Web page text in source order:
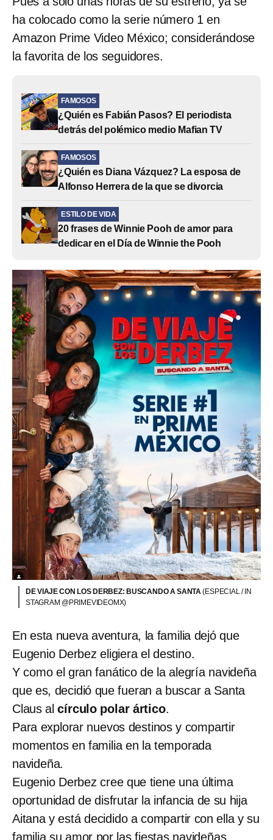
ha colocado como la serie número 1 en
Amazon Prime Video México; considerándose
la favorita de los seguidores.
FAMOSOS
¿Quién es Fabián Pasos? El periodista
detrás del polémico medio Mafian TV
FAMOSOS
¿Quién es Diana Vázquez? La esposa de
Alfonso Herrera de la que se divorcia
ESTILO DE VIDA
20 frases de Winnie Pooh de amor para
dedicar en el Día de Winnie the Pooh
DE VIAJE CON LOS DERBEZ: BUSCANDO A SANTA(ESPECIAL / IN
STAGRAM @PRIMEVIDEOMX)
En esta nueva aventura, la familia dejó que
Eugenio Derbez eligiera el destino.
Y como el gran fanático de la alegría navideña
que es, decidió que fueran a buscar a Santa
Claus alcírculo polar ártico.
Para explorar nuevos destinos y compartir
momentos en familia en la temporada
navideña.
Eugenio Derbez cree que tiene una última
oportunidad de disfrutar la infancia de su hija
Aitana y está decidido a compartir con ella y su
familia su amor por las fiestas navideñas.